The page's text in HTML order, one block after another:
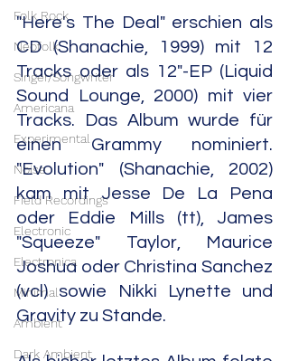
Folk Rock
Neofolk
Singer/Songwriter
Americana
Experimental
Noise
Field Recordings
Electronic
Electronica
Minimal
Ambient
Dark Ambient
"Here's The Deal" erschien als
CD (Shanachie, 1999) mit 12
Tracks oder als 12"-EP (Liquid
Sound Lounge, 2000) mit vier
Tracks. Das Album wurde für
einen Grammy nominiert.
"Evolution" (Shanachie, 2002)
kam mit Jesse De La Pena
oder Eddie Mills (tt), James
"Squeeze" Taylor, Maurice
Joshua oder Christina Sanchez
(vcl) sowie Nikki Lynette und
Gravity zu Stande.